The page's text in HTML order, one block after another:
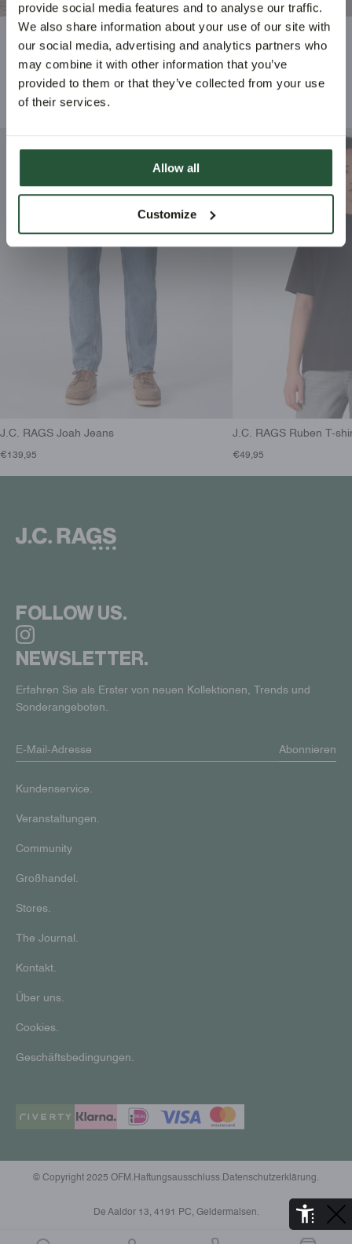
provide social media features and to analyse our traffic.
We also share information about your use of our site with
our social media, advertising and analytics partners who
may combine it with other information that you’ve
provided to them or that they’ve collected from your use
of their services.
Allow all
Customize
VORGESTELLTE ARTIKEL.
J.C. RAGS Joah Jeans
€139,95
J.C. RAGS Ruben T-
€49,95
FOLLOW US.
NEWSLETTER.
Erfahren Sie als Erster von neuen Kollektionen, Trends und
Sonderangeboten.
Abonnieren
Kundenservice.
Veranstaltungen.
Community
Großhandel.
Stores.
The Journal.
Kontakt.
Über uns.
Cookies.
Geschäftsbedingungen.
© Copyright 2025 OFM. Haftungsausschluss. Datenschutzerklärung.
De Aaldor 13, 4191 PC, Geldermalsen.
Abonnieren